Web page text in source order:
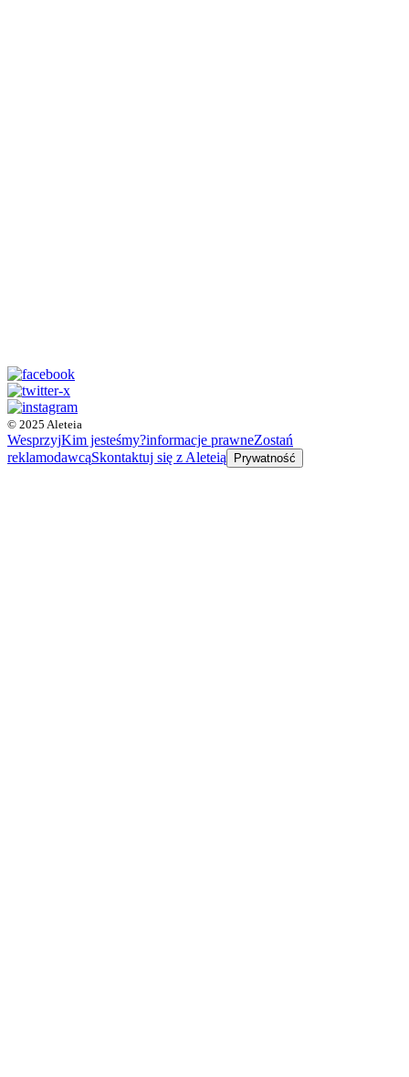
© 2025 Aleteia
WesprzyjKim jesteśmy?informacje prawneZostań
reklamodawcąSkontaktuj się z Aleteią Prywatność